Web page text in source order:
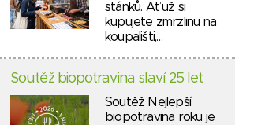
stánků. Ať už si
kupujete zmrzlinu na
koupališti,…
Soutěž biopotravina slaví 25 let
Soutěž Nejlepší
biopotravina roku je